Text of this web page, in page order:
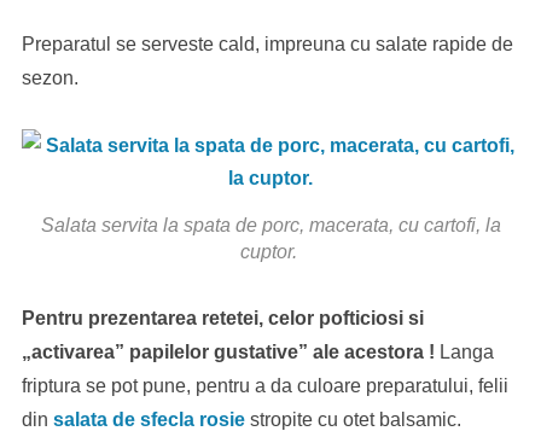
Preparatul se serveste cald, impreuna cu salate rapide de
sezon.
Salata servita la spata de porc, macerata, cu cartofi, la
cuptor.
Pentru prezentarea retetei, celor pofticiosi si
„activarea” papilelor gustative” ale acestora ! Langa
friptura se pot pune, pentru a da culoare preparatului, felii
din salata de sfecla rosiestropite cu otet balsamic.